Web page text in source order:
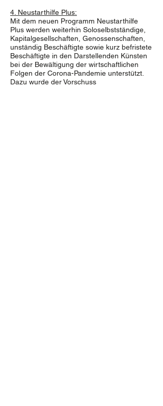
4. Neustarthilfe Plus:
Mit dem neuen Programm Neustarthilfe
Plus werden weiterhin Soloselbstständige,
Kapitalgesellschaften, Genossenschaften,
unständig Beschäftigte sowie kurz befristete
Beschäftigte in den Darstellenden Künsten
bei der Bewältigung der wirtschaftlichen
Folgen der Corona-Pandemie unterstützt.
Dazu wurde der Vorschuss